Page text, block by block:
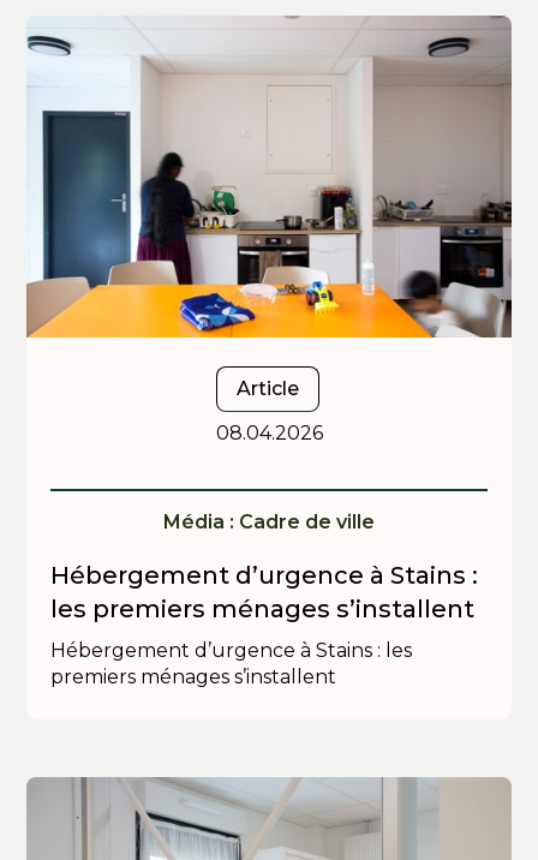
Article
08.04.2026
Média : Cadre de ville
Hébergement d’urgence à Stains :
les premiers ménages s’installent
Hébergement d’urgence à Stains : les
premiers ménages s’installent